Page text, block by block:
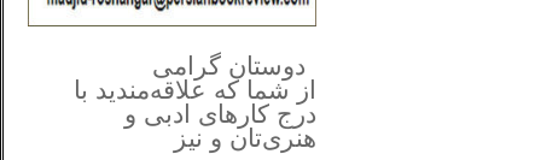
دوستان گرامی
از شما که علاقه‌مندید با
درج کارهای‌ ادبی و
هنری‌تان و نیز